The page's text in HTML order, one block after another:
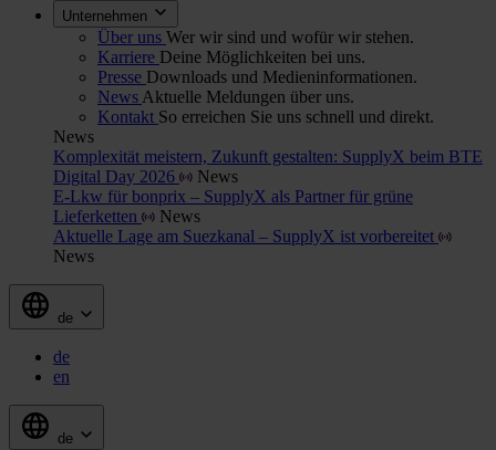
Unternehmen
Über uns Wer wir sind und wofür wir stehen.
Karriere Deine Möglichkeiten bei uns.
Presse Downloads und Medieninformationen.
News Aktuelle Meldungen über uns.
Kontakt So erreichen Sie uns schnell und direkt.
News
Komplexität meistern, Zukunft gestalten: SupplyX beim BTE
Digital Day 2026
News
E-Lkw für bonprix – SupplyX als Partner für grüne
Lieferketten
News
Aktuelle Lage am Suezkanal – SupplyX ist vorbereitet
News
de
de
en
de